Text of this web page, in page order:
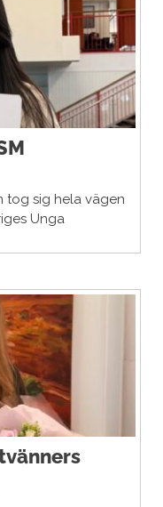
tog sig hela vägen
Unga